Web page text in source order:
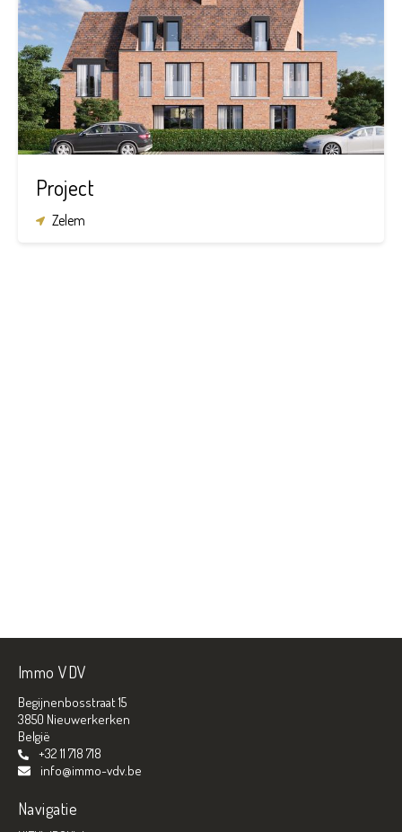
Project
Zelem
Immo VDV
Begijnenbosstraat 15
3850 Nieuwerkerken
België
+32 11 718 718
info@immo-vdv.be
Navigatie